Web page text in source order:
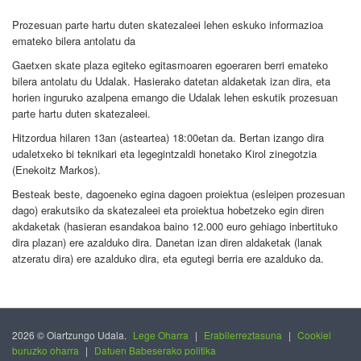
Prozesuan parte hartu duten skatezaleei lehen eskuko informazioa
emateko bilera antolatu da
Gaetxen skate plaza egiteko egitasmoaren egoeraren berri emateko
bilera antolatu du Udalak. Hasierako datetan aldaketak izan dira, eta
horien inguruko azalpena emango die Udalak lehen eskutik prozesuan
parte hartu duten skatezaleei.
Hitzordua hilaren 13an (asteartea) 18:00etan da. Bertan izango dira
udaletxeko bi teknikari eta legegintzaldi honetako Kirol zinegotzia
(Enekoitz Markos).
Besteak beste, dagoeneko egina dagoen proiektua (esleipen prozesuan
dago) erakutsiko da skatezaleei eta proiektua hobetzeko egin diren
akdaketak (hasieran esandakoa baino 12.000 euro gehiago inbertituko
dira plazan) ere azalduko dira. Danetan izan diren aldaketak (lanak
atzeratu dira) ere azalduko dira, eta egutegi berria ere azalduko da.
2026 © Oiartzungo Udala. Lege Oharra | Erabilerreztasuna | Cookiei
buruzko oharra | Datuen Babeserako politika